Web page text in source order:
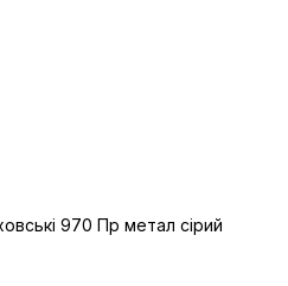
970 Пр метал сірий